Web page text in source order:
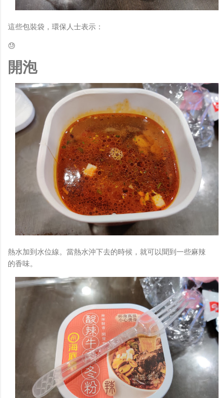
這些包裝袋，環保人士表示：
😓
開泡
熱水加到水位線。當熱水沖下去的時候，就可以聞到一些麻辣
的香味。